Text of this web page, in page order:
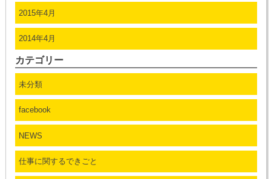
2015年4月
2014年4月
カテゴリー
未分類
facebook
NEWS
仕事に関するできごと